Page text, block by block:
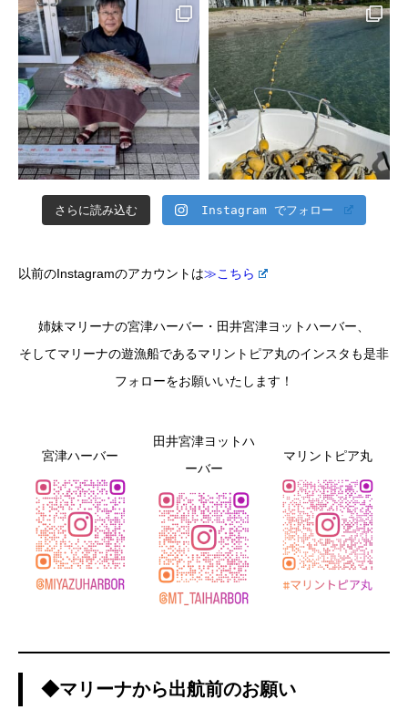
さらに読み込む Instagram でフォロー
以前のInstagramのアカウントは≫こちら
姉妹マリーナの宮津ハーバー・田井宮津ヨットハーバー、
そしてマリーナの遊漁船であるマリントピア丸のインスタも是非
フォローをお願いいたします！
宮津ハーバー
田井宮津ヨットハ
ーバー
マリントピア丸
◆マリーナから出航前のお願い